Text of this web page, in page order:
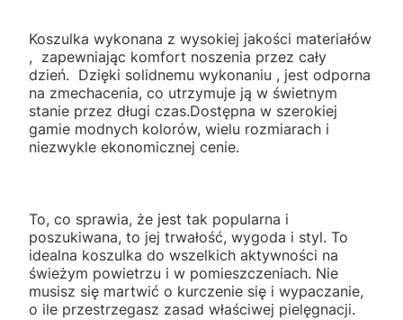
Koszulka wykonana z wysokiej jakości materiałów
, zapewniając komfort noszenia przez cały
dzień. Dzięki solidnemu wykonaniu , jest odporna
na zmechacenia, co utrzymuje ją w świetnym
stanie przez długi czas.Dostępna w szerokiej
gamie modnych kolorów, wielu rozmiarach i
niezwykle ekonomicznej cenie.
To, co sprawia, że jest tak popularna i
poszukiwana, to jej trwałość, wygoda i styl. To
idealna koszulka do wszelkich aktywności na
świeżym powietrzu i w pomieszczeniach. Nie
musisz się martwić o kurczenie się i wypaczanie,
o ile przestrzegasz zasad właściwej pielęgnacji.